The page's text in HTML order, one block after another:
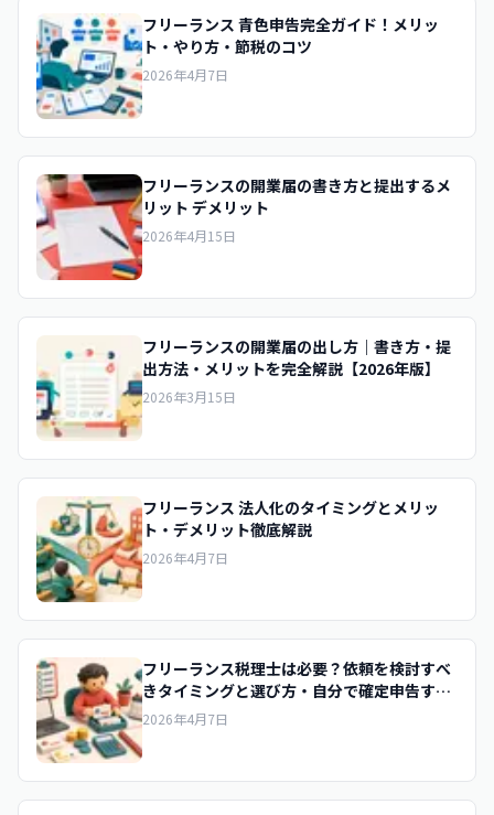
フリーランス 青色申告完全ガイド！メリッ
ト・やり方・節税のコツ
2026年4月7日
フリーランスの開業届の書き方と提出するメ
リット デメリット
2026年4月15日
フリーランスの開業届の出し方｜書き方・提
出方法・メリットを完全解説【2026年版】
2026年3月15日
フリーランス 法人化のタイミングとメリッ
ト・デメリット徹底解説
2026年4月7日
フリーランス税理士は必要？依頼を検討すべ
きタイミングと選び方・自分で確定申告する
コツ
2026年4月7日